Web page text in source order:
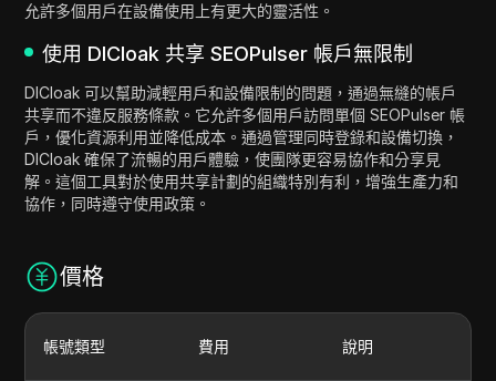
允許多個用戶在設備使用上有更大的靈活性。
使用 DICloak 共享 SEOPulser 帳戶無限制
DICloak 可以幫助減輕用戶和設備限制的問題，通過無縫的帳戶
共享而不違反服務條款。它允許多個用戶訪問單個 SEOPulser 帳
戶，優化資源利用並降低成本。通過管理同時登錄和設備切換，
DICloak 確保了流暢的用戶體驗，使團隊更容易協作和分享見
解。這個工具對於使用共享計劃的組織特別有利，增強生產力和
協作，同時遵守使用政策。
價格
帳號類型 費用 說明